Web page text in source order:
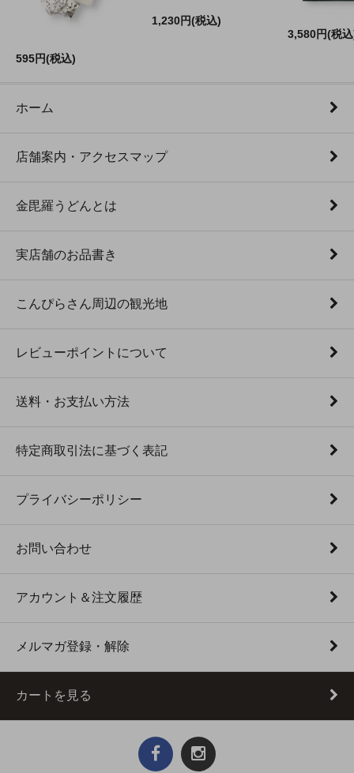
595円(税込)
1,230円(税込)
3,580円(税
ホーム
店舗案内・アクセスマップ
金毘羅うどんとは
実店舗のお品書き
こんぴらさん周辺の観光地
レビューポイントについて
送料・お支払い方法
特定商取引法に基づく表記
プライバシーポリシー
お問い合わせ
アカウント＆注文履歴
メルマガ登録・解除
カートを見る